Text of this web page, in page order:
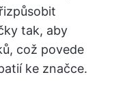
tak, aby
což povede
ke značce.